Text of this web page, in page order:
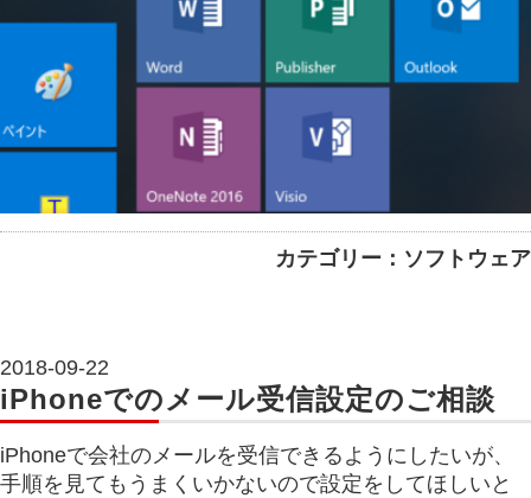
カテゴリー：ソフトウェア
2018-09-22
iPhoneでのメール受信設定のご相談
iPhoneで会社のメールを受信できるようにしたいが、
手順を見てもうまくいかないので設定をしてほしいと